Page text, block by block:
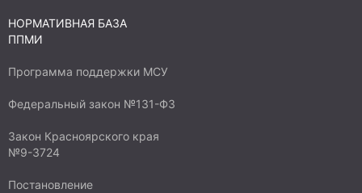
НОРМАТИВНАЯ БАЗА
ППМИ
Программа поддержки МСУ
Федеральный закон №131-ФЗ
Закон Красноярского края
№9-3724
Постановление